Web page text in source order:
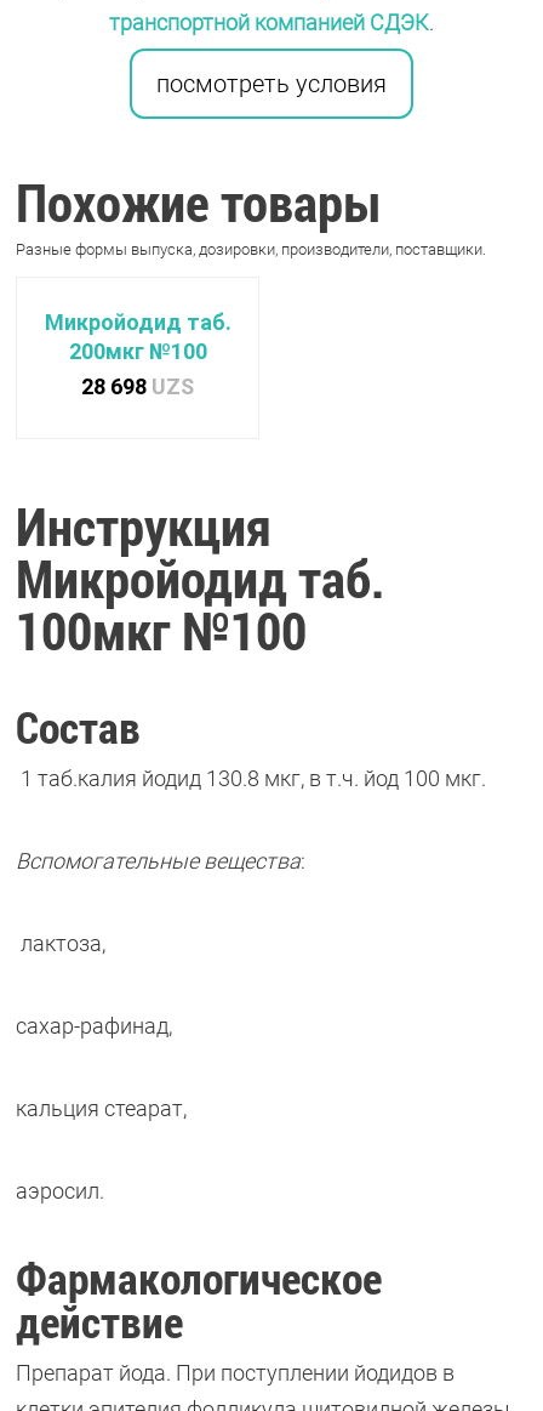
транспортной компанией СДЭК.
посмотреть условия
Похожие товары
Разные формы выпуска, дозировки, производители, поставщики.
Микройодид таб.
200мкг №100
28 698 UZS
Инструкция
Микройодид таб.
100мкг №100
Состав
1 таб.калия йодид 130.8 мкг, в т.ч. йод 100 мкг.
Вспомогательные вещества:
лактоза,
сахар-рафинад,
кальция стеарат,
аэросил.
Фармакологическое
действие
Препарат йода. При поступлении йодидов в